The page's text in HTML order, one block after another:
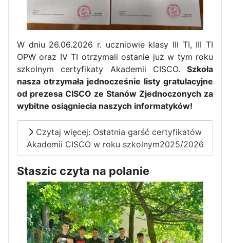
Informatycy zapraszają do
Staszica w Iłży!
Zakończenie roku maturzystów
W dniu 26.06.2026 r. uczniowie klasy III TI, III TI
OPW oraz IV TI otrzymali ostanie już w tym roku
szkolnym certyfikaty Akademii CISCO. Szkoła
nasza otrzymała jednocześnie listy gratulacyjne
od prezesa CISCO ze Stanów Zjednoczonych za
wybitne osiągniecia naszych informatyków!
Czytaj więcej: Ostatnia garść certyfikatów
Akademii CISCO w roku szkolnym2025/2026
Staszic czyta na polanie